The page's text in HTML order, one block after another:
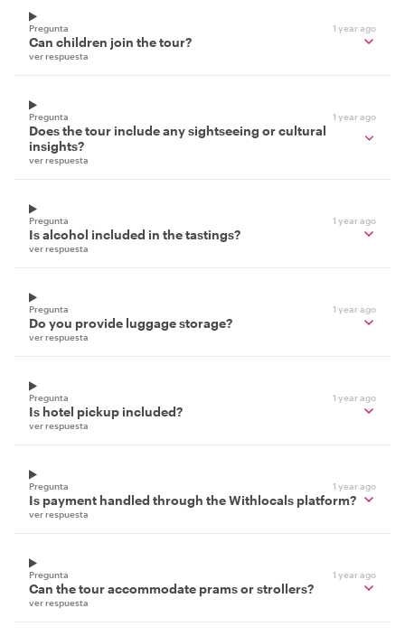
Pregunta 1 year ago
Can children join the tour?
ver respuesta
Pregunta 1 year ago
Does the tour include any sightseeing or cultural
insights?
ver respuesta
Pregunta 1 year ago
Is alcohol included in the tastings?
ver respuesta
Pregunta 1 year ago
Do you provide luggage storage?
ver respuesta
Pregunta 1 year ago
Is hotel pickup included?
ver respuesta
Pregunta 1 year ago
Is payment handled through the Withlocals platform?
ver respuesta
Pregunta 1 year ago
Can the tour accommodate prams or strollers?
ver respuesta